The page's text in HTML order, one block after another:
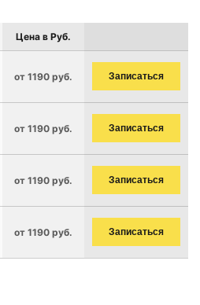
Цена в Руб.
от 1190 руб. Записаться
от 1190 руб. Записаться
от 1190 руб. Записаться
от 1190 руб. Записаться